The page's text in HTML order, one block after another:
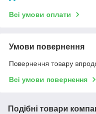
Всі умови оплати
Умови повернення
Повернення товару
Всі умови повернення
Подібні товари